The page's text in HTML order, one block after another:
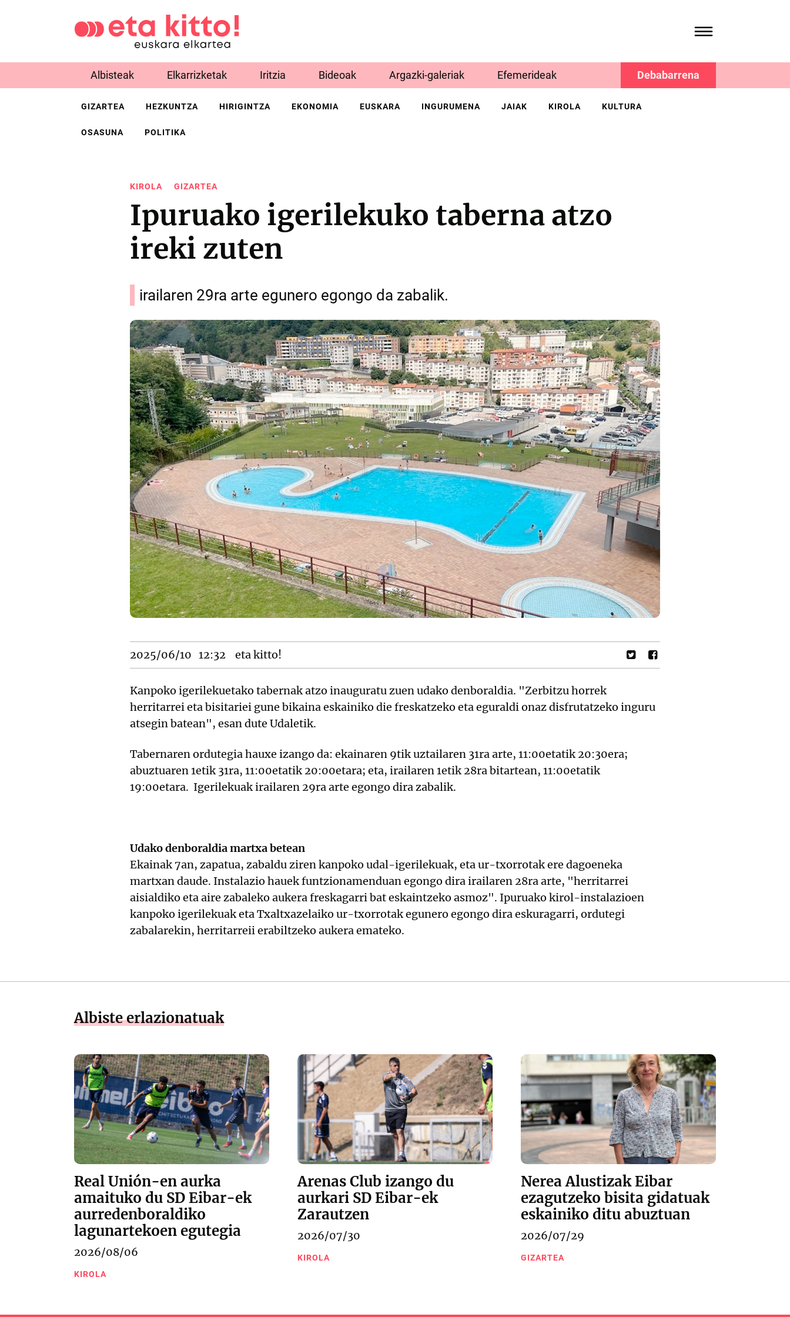
Albisteak Elkarrizketak Iritzia Bideoak Argazki-galeriak Efemerideak Debabarrena
GIZARTEA HEZKUNTZA HIRIGINTZA EKONOMIA EUSKARA INGURUMENA JAIAK KIROLA KULTURA
OSASUNA POLITIKA
KIROLA GIZARTEA
Ipuruako igerilekuko taberna atzo
ireki zuten
irailaren 29ra arte egunero egongo da zabalik.
2025/06/10 12:32 eta kitto!
Kanpoko igerilekuetako tabernak atzo inauguratu zuen udako denboraldia. "Zerbitzu horrek
herritarrei eta bisitariei gune bikaina eskainiko die freskatzeko eta eguraldi onaz disfrutatzeko inguru
atsegin batean", esan dute Udaletik.
Tabernaren ordutegia hauxe izango da: ekainaren 9tik uztailaren 31ra arte, 11:00etatik 20:30era;
abuztuaren 1etik 31ra, 11:00etatik 20:00etara; eta, irailaren 1etik 28ra bitartean, 11:00etatik
19:00etara. Igerilekuak irailaren 29ra arte egongo dira zabalik.
Udako denboraldia martxa betean
Ekainak 7an, zapatua, zabaldu ziren kanpoko udal-igerilekuak, eta ur-txorrotak ere dagoeneka
martxan daude. Instalazio hauek funtzionamenduan egongo dira irailaren 28ra arte, "herritarrei
aisialdiko eta aire zabaleko aukera freskagarri bat eskaintzeko asmoz". Ipuruako kirol-instalazioen
kanpoko igerilekuak eta Txaltxazelaiko ur-txorrotak egunero egongo dira eskuragarri, ordutegi
zabalarekin, herritarreii erabiltzeko aukera emateko.
Albiste erlazionatuak
Real Unión-en aurka
amaituko du SD Eibar-ek
aurredenboraldiko
lagunartekoen egutegia
2026/08/06
KIROLA
Arenas Club izango du
aurkari SD Eibar-ek
Zarautzen
2026/07/30
KIROLA
Nerea Alustizak Eibar
ezagutzeko bisita gidatuak
eskainiko ditu abuztuan
2026/07/29
GIZARTEA